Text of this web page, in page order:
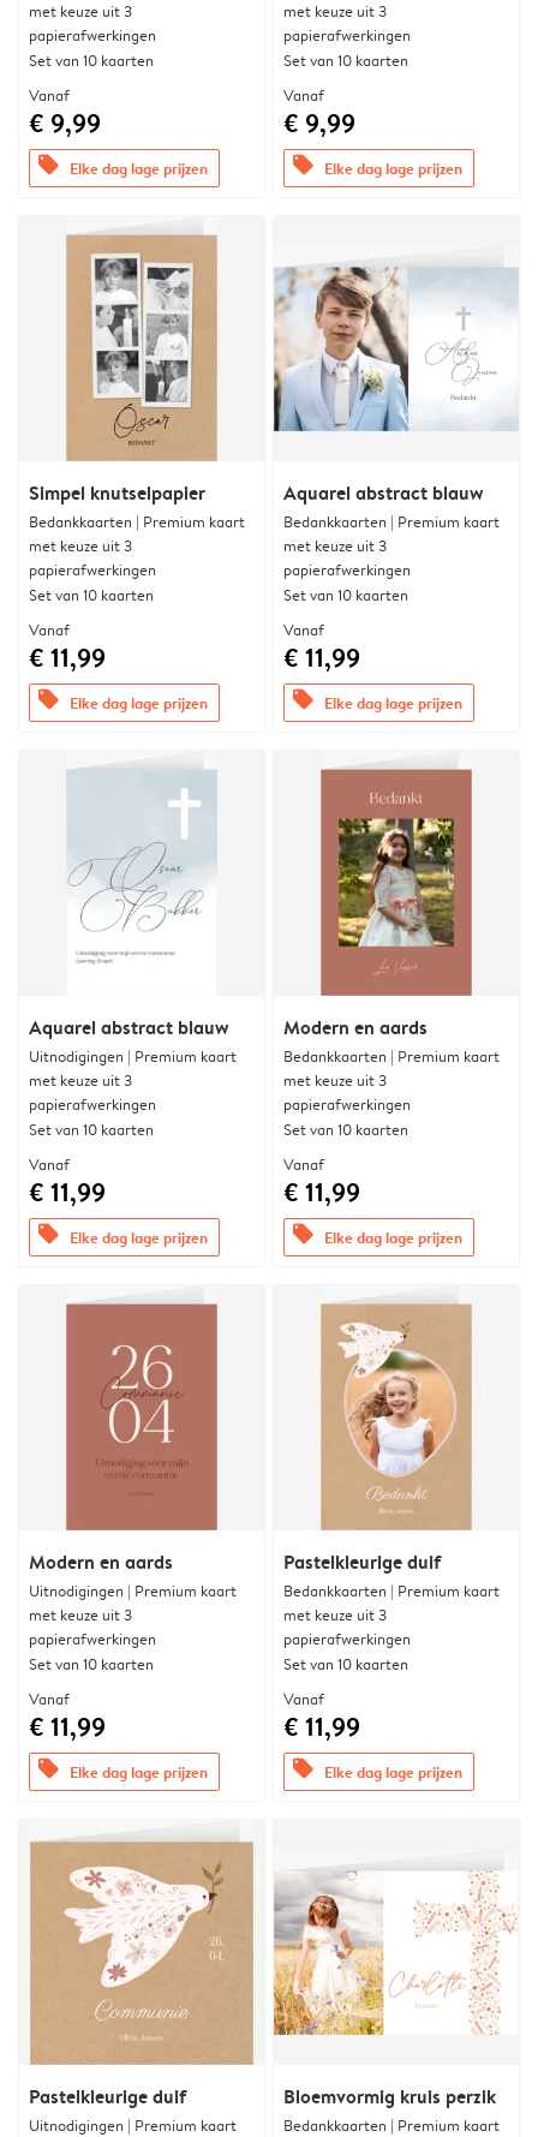
met keuze uit 3
papierafwerkingen
Set van 10 kaarten
Vanaf
€ 9,99
offers Elke dag lage prijzen
met keuze uit 3
papierafwerkingen
Set van 10 kaarten
Vanaf
€ 9,99
offers Elke dag lage prijzen
Simpel knutselpapier
Bedankkaarten | Premium kaart
met keuze uit 3
papierafwerkingen
Set van 10 kaarten
Vanaf
€ 11,99
offers Elke dag lage prijzen
Aquarel abstract blauw
Bedankkaarten | Premium kaart
met keuze uit 3
papierafwerkingen
Set van 10 kaarten
Vanaf
€ 11,99
offers Elke dag lage prijzen
Aquarel abstract blauw
Uitnodigingen | Premium kaart
met keuze uit 3
papierafwerkingen
Set van 10 kaarten
Vanaf
€ 11,99
offers Elke dag lage prijzen
Modern en aards
Bedankkaarten | Premium kaart
met keuze uit 3
papierafwerkingen
Set van 10 kaarten
Vanaf
€ 11,99
offers Elke dag lage prijzen
Modern en aards
Uitnodigingen | Premium kaart
met keuze uit 3
papierafwerkingen
Set van 10 kaarten
Vanaf
€ 11,99
offers Elke dag lage prijzen
Pastelkleurige duif
Bedankkaarten | Premium kaart
met keuze uit 3
papierafwerkingen
Set van 10 kaarten
Vanaf
€ 11,99
offers Elke dag lage prijzen
Pastelkleurige duif
Uitnodigingen | Premium kaart
Bloemvormig kruis perzik
Bedankkaarten | Premium kaart